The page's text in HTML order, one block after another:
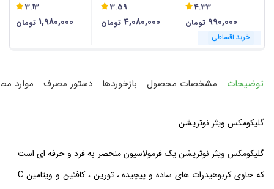
4.33
990,000 تومان
خرید اقساطی
3.59
4,080,000 تومان
خرید اقساطی
3.13
1,980,000 تومان
خرید اقساطی
خرید اقساطی
خرید اقساطی
خرید اقساطی
خرید اقساطی
خرید اقساطی
خرید اقساطی
خرید اقساطی
خرید اقساطی
خرید اقساطی
توضیحات مشخصات محصول بازخوردها دستور مصرف موارد
گلیکومکس ویثر نوتریشن
گلیکومکس ویثر نوتریشن یک فرمولاسیون منحصر به فرد و حرفه ای است
که حاوی کربوهیدرات های ساده و پیچیده ، تورین ، کافئین و ویتامین C